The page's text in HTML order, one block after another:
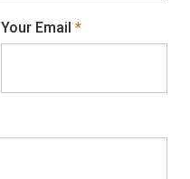
Your Email *